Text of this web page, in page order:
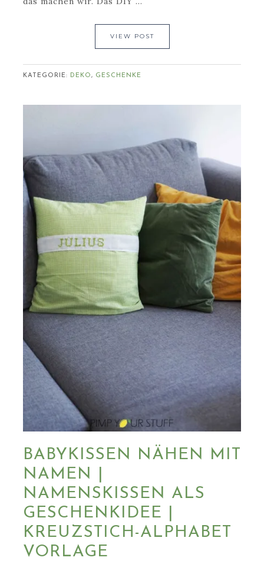
VIEW POST
KATEGORIE: DEKO, GESCHENKE
BABYKISSEN NÄHEN MIT
NAMEN |
NAMENSKISSEN ALS
GESCHENKIDEE |
KREUZSTICH-ALPHABET
VORLAGE